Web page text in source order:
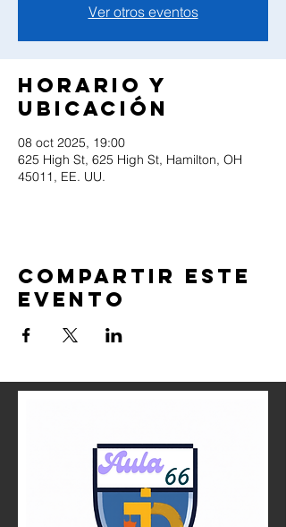
Ver otros eventos
Horario y
ubicación
08 oct 2025, 19:00
625 High St, 625 High St, Hamilton, OH
45011, EE. UU.
Compartir este
evento